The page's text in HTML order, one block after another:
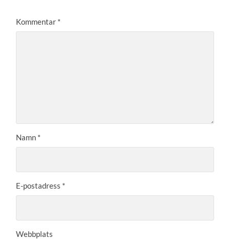
Kommentar *
Namn *
E-postadress *
Webbplats